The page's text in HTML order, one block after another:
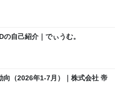
自己紹介｜でぃうむ。
向（2026年1-7月）｜株式会社 帝